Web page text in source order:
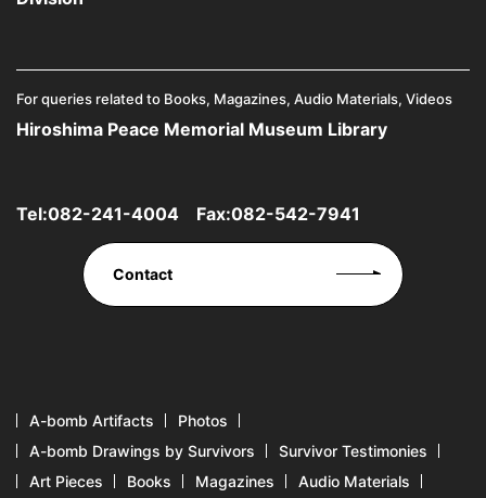
For queries related to Books, Magazines, Audio Materials, Videos
Hiroshima Peace Memorial Museum Library
Tel:082-241-4004 Fax:082-542-7941
Contact
A-bomb Artifacts
Photos
A-bomb Drawings by Survivors
Survivor Testimonies
Art Pieces
Books Magazines Audio Materials